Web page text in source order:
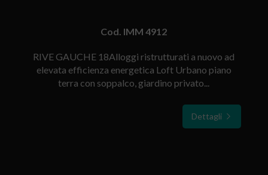
Cod. IMM 4912
RIVE GAUCHE 18Alloggi ristrutturati a nuovo ad
elevata efficienza energetica Loft Urbano piano
terra con soppalco, giardino privato...
Dettagli